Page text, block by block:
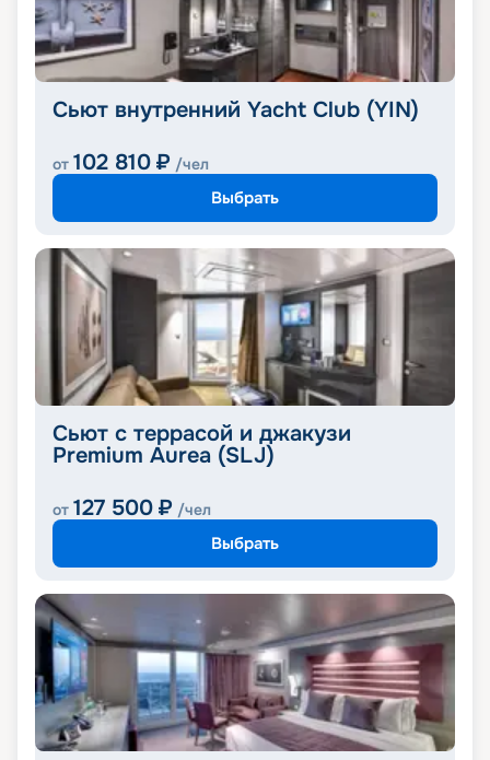
Сьют внутренний Yacht Club (YIN)
от 102 810 ₽ /чел
Выбрать
Сьют с террасой и джакузи
Premium Aurea (SLJ)
от 127 500 ₽ /чел
Выбрать